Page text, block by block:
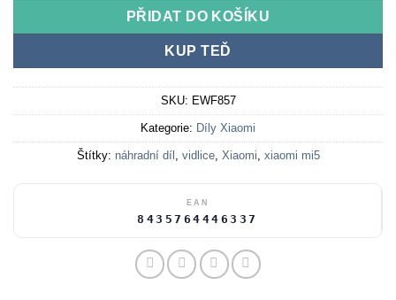
PŘIDAT DO KOŠÍKU
KUP TEĎ
SKU: EWF857
Kategorie: Díly Xiaomi
Štítky: náhradní díl vidlice, Xiaomi xiaomi mi5
EAN
8435764446337